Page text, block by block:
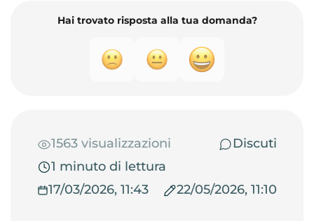
Hai trovato risposta alla tua domanda?
1563 visualizzazioni
Discuti
1 minuto di lettura
17/03/2026, 11:43
22/05/2026, 11:10